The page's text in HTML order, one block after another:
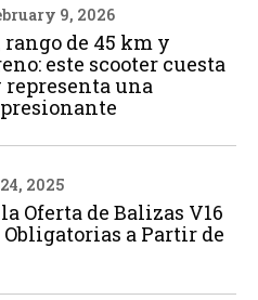
9, 2026
rango de 45 km y
este scooter cuesta
representa una
2025
Oferta de Balizas V16
Obligatorias a Partir de